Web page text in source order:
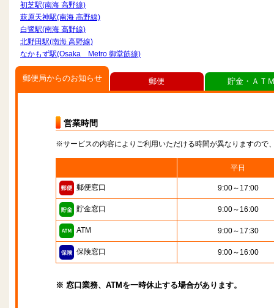
初芝駅(南海 高野線)
萩原天神駅(南海 高野線)
白鷺駅(南海 高野線)
北野田駅(南海 高野線)
なかもず駅(Osaka Metro 御堂筋線)
郵便局からのお知らせ
営業時間
※サービスの内容によりご利用いただける時間が異なりますので
平日
郵便窓口 9:00～17:00
貯金窓口 9:00～16:00
ATM 9:00～17:30
保険窓口 9:00～16:00
※ 窓口業務、ATMを一時休止する場合があります。
郵便 貯金・ＡＴ